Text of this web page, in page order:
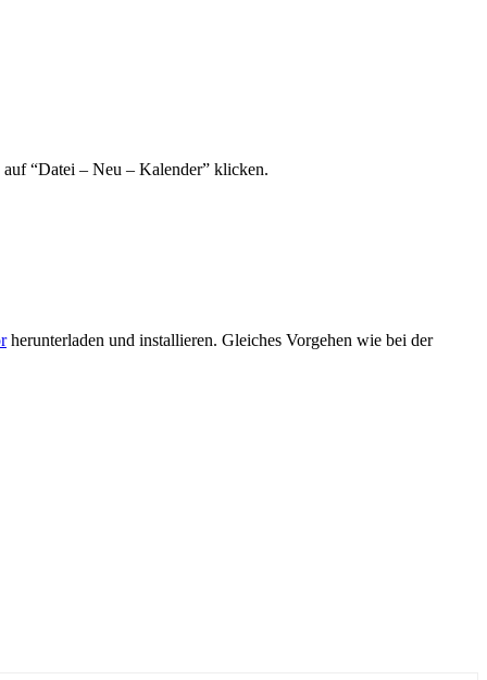
“Datei – Neu – Kalender” klicken.
herunterladen und installieren. Gleiches Vorgehen wie bei der